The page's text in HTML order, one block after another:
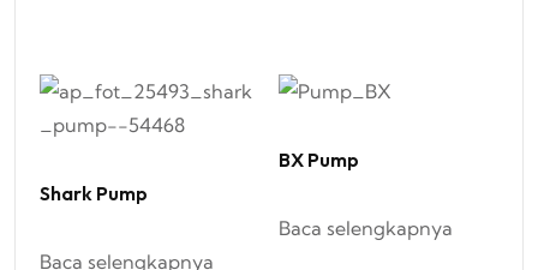
Shark Pump
Baca selengkapnya
BX Pump
Baca selengkapnya